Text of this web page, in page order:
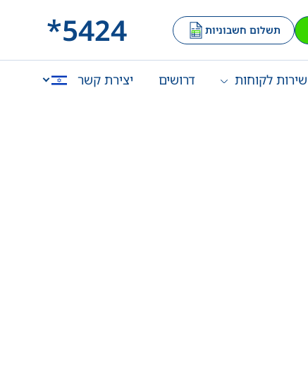
תשלום חשבוניות *5424
שירות לקוחות דרושים
יצירת קשר